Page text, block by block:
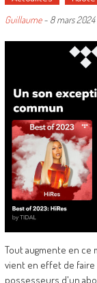
Guillaume- 8 mars 2024
Tout augmente en ce
vient en effet de
possesseurs d'un